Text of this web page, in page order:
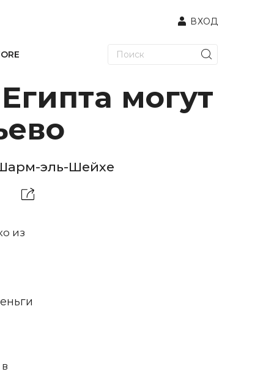
ВХОД
могут
эль-Шейхе
из